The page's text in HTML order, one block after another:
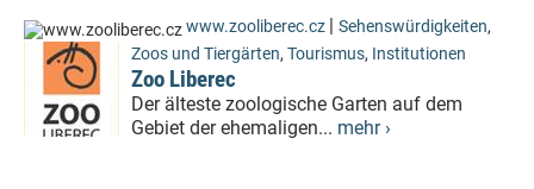
www.zooliberec.cz | Sehenswürdigkeiten,
Zoos und Tiergärten, Tourismus, Institutionen
Zoo Liberec
Der älteste zoologische Garten auf dem
Gebiet der ehemaligen... mehr ›